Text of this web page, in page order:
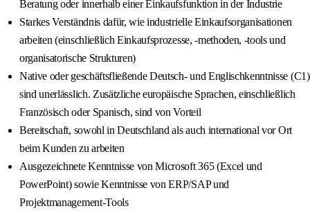
Beratung oder innerhalb einer Einkaufsfunktion in der Industrie
Starkes Verständnis dafür, wie industrielle Einkaufsorganisationen
arbeiten (einschließlich Einkaufsprozesse, -methoden, -tools und
organisatorische Strukturen)
Native oder geschäftsfließende Deutsch- und Englischkenntnisse (C1)
sind unerlässlich. Zusätzliche europäische Sprachen, einschließlich
Französisch oder Spanisch, sind von Vorteil
Bereitschaft, sowohl in Deutschland als auch international vor Ort
beim Kunden zu arbeiten
Ausgezeichnete Kenntnisse von Microsoft 365 (Excel und
PowerPoint) sowie Kenntnisse von ERP/SAP und
Projektmanagement-Tools